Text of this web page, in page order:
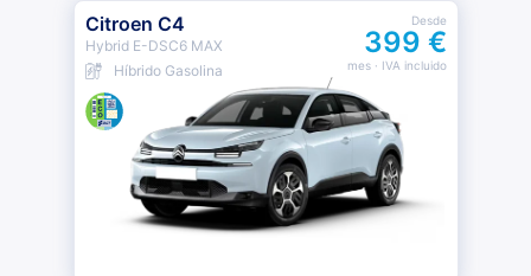
Citroen C4
Hybrid E-DSC6 MAX
Híbrido Gasolina
Desde
399 €
mes· IVA incluido